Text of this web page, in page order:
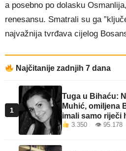
a posebno po dolasku
renesansu. Smatrali su ga
najvažnija tvrđava cijelog
Najčitanije zadnjih 7 dana
1
Tuga u Bihaću:
Muhić, omiljena
imali samo riječi
3.350 👁 95.178